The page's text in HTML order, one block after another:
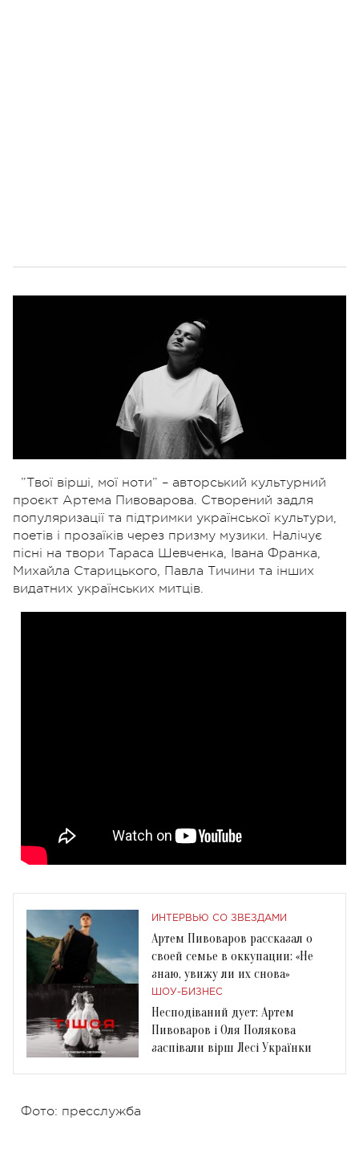
”Твої вірші, мої ноти” – авторський культурний
проєкт Артема Пивоварова. Створений задля
популяризації та підтримки української культури,
поетів і прозаїків через призму музики. Налічує
пісні на твори Тараса Шевченка, Івана Франка,
Михайла Старицького, Павла Тичини та інших
видатних українських митців.
ИНТЕРВЬЮ СО ЗВЕЗДАМИ
Артем Пивоваров рассказал о
своей семье в оккупации: «Не
знаю, увижу ли их снова»
ШОУ-БИЗНЕС
Несподіваний дует: Артем
Пивоваров і Оля Полякова
заспівали вірш Лесі Українки
Фото: пресслужба